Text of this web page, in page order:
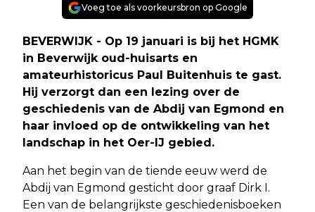
Voeg toe als voorkeursbron op Google
BEVERWIJK - Op 19 januari is bij het HGMK
in Beverwijk oud-huisarts en
amateurhistoricus Paul Buitenhuis te gast.
Hij verzorgt dan een lezing over de
geschiedenis van de Abdij van Egmond en
haar invloed op de ontwikkeling van het
landschap in het Oer-IJ gebied.
Aan het begin van de tiende eeuw werd de
Abdij van Egmond gesticht door graaf Dirk I.
Een van de belangrijkste geschiedenisboeken